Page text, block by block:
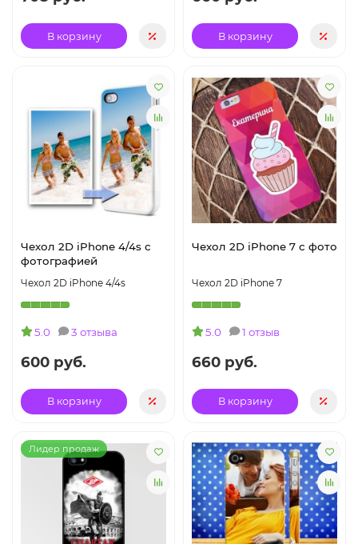
В корзину В корзину
Чехол 2D iPhone 4/4s с
фотографией
Чехол 2D iPhone 4/4s
5.0 3 отзыва
600 руб.
В корзину
Чехол 2D iPhone 7 с фото
Чехол 2D iPhone 7
5.0 1 отзыв
660 руб.
В корзину
Лидер продаж